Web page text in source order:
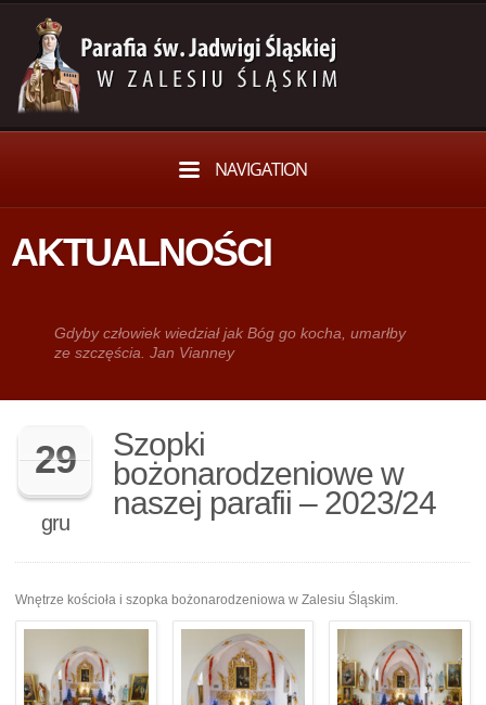
NAVIGATION
AKTUALNOŚCI
Gdy­by człowiek wie­dział jak Bóg go kocha, umarłby
ze szczęścia. Jan Vianney
29
gru
Szopki
bożonarodzeniowe w
naszej parafii – 2023/24
Wnętrze kościoła i szopka bożonarodzeniowa w Zalesiu Śląskim.